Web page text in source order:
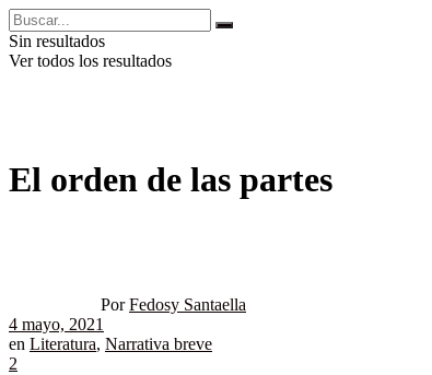
Sin resultados
Ver todos los resultados
El orden de las partes
Por Fedosy Santaella
4 mayo, 2021
en Literatura, Narrativa breve
2